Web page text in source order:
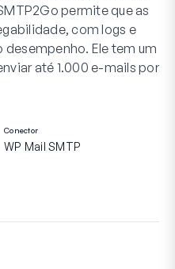
permite que as
com logs e
Ele tem um
até 1.000 e-mails por
Conector
WP Mail SMTP